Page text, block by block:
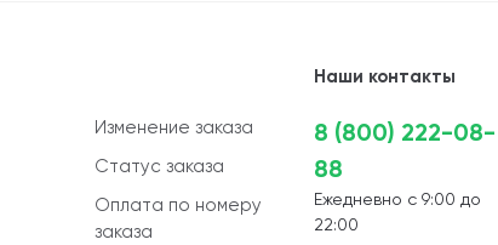
Изменение заказа
Статус заказа
Оплата по номеру
заказа
Наши контакты
8 (800) 222-08-
88
Ежедневно с 9:00 до
22:00